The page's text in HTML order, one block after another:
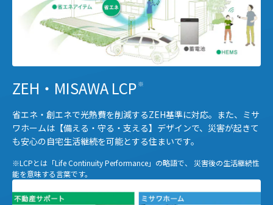
ZEH・MISAWA LCP ※
省エネ・創エネで光熱費を削減するZEH基準に対応。また、ミサ
ワホームは【備える・守る・支える】デザインで、災害が起きて
も安心の自宅生活継続を可能とする住まいです。
※LCPとは「Life Continuity Performance」の略語で、 災害後の生活継続性
能を意味する言葉です。